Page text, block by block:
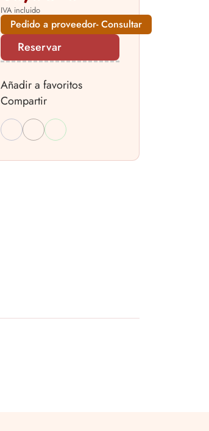
IVA incluido
Pedido a proveedor- Consultar
Reservar
Añadir a favoritos
Compartir